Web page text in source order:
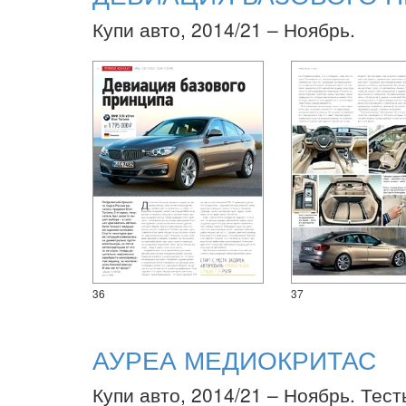
Купи авто, 2014/21 – Ноябрь.
36 37
АУРЕА МЕДИОКРИТАС
Купи авто, 2014/21 – Ноябрь.